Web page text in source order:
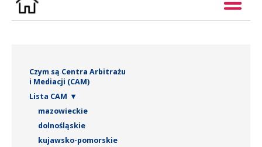
O MEDIACJI
PROWADZENIE MEDIACJI SĄDOWYCH I
Czym są Centra Arbitrażu
i Mediacji (CAM)
Lista CAM
mazowieckie
dolnośląskie
kujawsko-pomorskie